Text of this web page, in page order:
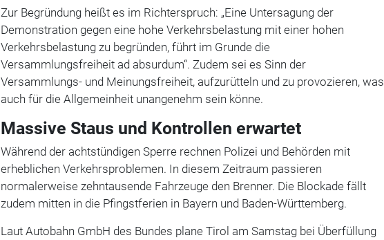
Zur Begründung heißt es im Richterspruch: „Eine Untersagung der
Demonstration gegen eine hohe Verkehrsbelastung mit einer hohen
Verkehrsbelastung zu begründen, führt im Grunde die
Versammlungsfreiheit ad absurdum“. Zudem sei es Sinn der
Versammlungs- und Meinungsfreiheit, aufzurütteln und zu provozieren, was
auch für die Allgemeinheit unangenehm sein könne.
Massive Staus und Kontrollen erwartet
Während der achtstündigen Sperre rechnen Polizei und Behörden mit
erheblichen Verkehrsproblemen. In diesem Zeitraum passieren
normalerweise zehntausende Fahrzeuge den Brenner. Die Blockade fällt
zudem mitten in die Pfingstferien in Bayern und Baden-Württemberg.
Laut Autobahn GmbH des Bundes plane Tirol am Samstag bei Überfüllung